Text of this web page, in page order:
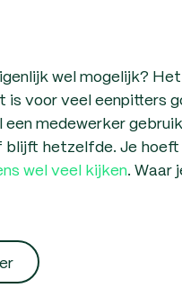
wel mogelijk?
is voor veel eenpitters
medewerker
hetzelfde. Je
wel veel kijken. Waar